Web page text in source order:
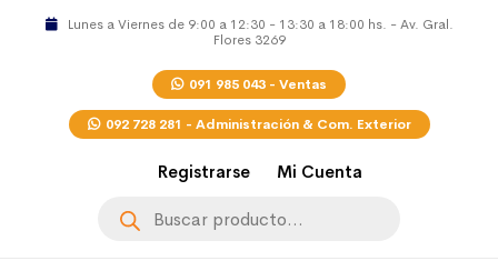
Lunes a Viernes de 9:00 a 12:30 - 13:30 a 18:00 hs. - Av. Gral.
Flores 3269
091 985 043 - Ventas
092 728 281 - Administración & Com. Exterior
Registrarse Mi Cuenta